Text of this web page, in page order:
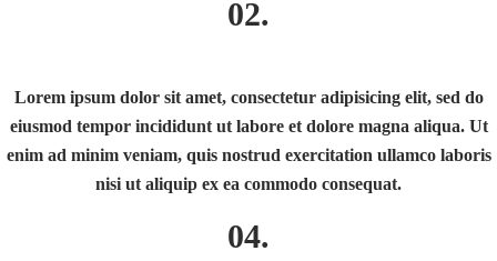
02.
Lorem ipsum dolor sit amet, consectetur adipisicing elit, sed do
eiusmod tempor incididunt ut labore et dolore magna aliqua. Ut
enim ad minim veniam, quis nostrud exercitation ullamco laboris
nisi ut aliquip ex ea commodo consequat.
04.